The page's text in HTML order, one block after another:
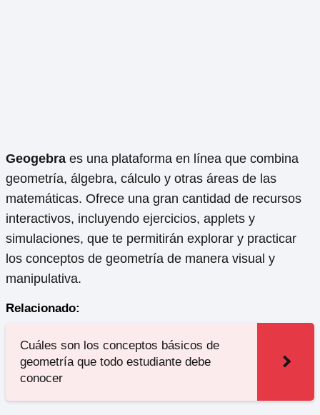
Geogebra es una plataforma en línea que combina
geometría, álgebra, cálculo y otras áreas de las
matemáticas. Ofrece una gran cantidad de recursos
interactivos, incluyendo ejercicios, applets y
simulaciones, que te permitirán explorar y practicar
los conceptos de geometría de manera visual y
manipulativa.
Relacionado:
Cuáles son los conceptos básicos de
geometría que todo estudiante debe
conocer